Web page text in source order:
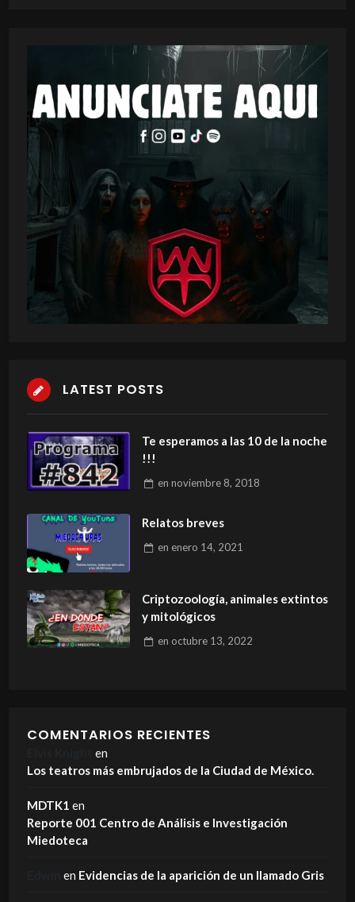
LATEST POSTS
Te esperamos a las 10 de la noche
!!!
en noviembre 8, 2018
Relatos breves
en enero 14, 2021
Criptozoología, animales extintos
y mitológicos
en octubre 13, 2022
COMENTARIOS RECIENTES
en
Los teatros más embrujados de la Ciudad de México.
MDTK1 en
Reporte 001 Centro de Análisis e Investigación
Miedoteca
en Evidencias de la aparición de un llamado Gris